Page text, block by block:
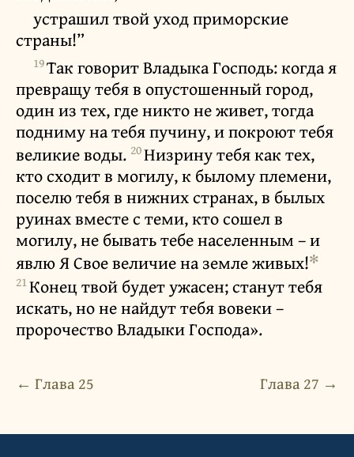
устрашил твой уход приморские
страны!”
19Так говорит Владыка Господь: когда я
превращу тебя в опустошенный город,
один из тех, где никто не живет, тогда
подниму на тебя пучину, и покроют тебя
великие воды. 20Низрину тебя как тех,
кто сходит в могилу, к былому племени,
поселю тебя в нижних странах, в былых
руинах вместе с теми, кто сошел в
могилу, не бывать тебе населенным – и
явлю Я Свое величие на земле живых!✻
21Конец твой будет ужасен; станут тебя
искать, но не найдут тебя вовеки –
пророчество Владыки Господа».
← Глава 25 Глава 27 →